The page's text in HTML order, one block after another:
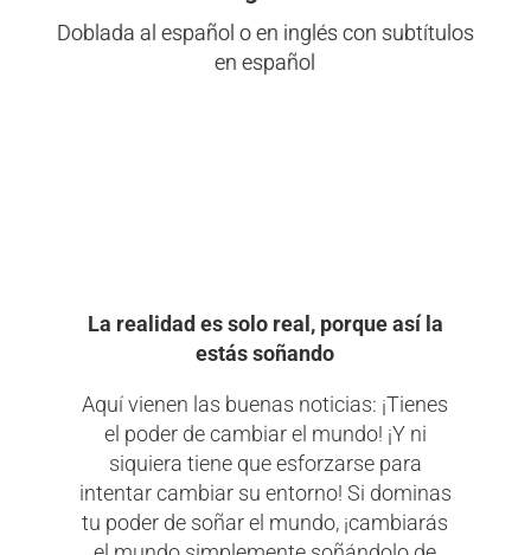
Doblada al español o en inglés con subtítulos
en español
La realidad es solo real, porque así la
estás soñando
Aquí vienen las buenas noticias: ¡Tienes
el poder de cambiar el mundo! ¡Y ni
siquiera tiene que esforzarse para
intentar cambiar su entorno! Si dominas
tu poder de soñar el mundo, ¡cambiarás